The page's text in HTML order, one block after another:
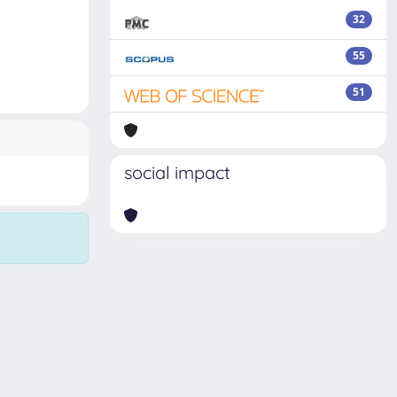
32
55
51
social impact